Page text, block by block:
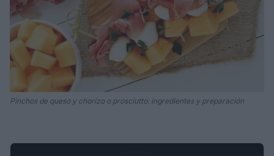
Pinchos de queso y chorizo o prosciutto: ingredientes y preparación